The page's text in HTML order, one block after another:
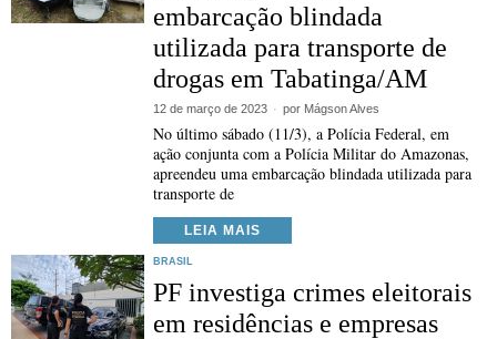
embarcação blindada
utilizada para transporte de
drogas em Tabatinga/AM
12 de março de 2023 por Mágson Alves
No último sábado (11/3), a Polícia Federal, em
ação conjunta com a Polícia Militar do Amazonas,
apreendeu uma embarcação blindada utilizada para
transporte de
LEIA MAIS
BRASIL
PF investiga crimes eleitorais
em residências e empresas